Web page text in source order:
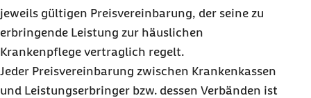
Verfügung. Die Übermittlung des Antrags an die
ARGE IK kann per Post, Fax oder E-Mail erfolgen.
Noch mehr Informationen finden Sie auf der Seite
derARGE IK.
jeweils gültigen Preisvereinbarung, der seine zu
erbringende Leistung zur häuslichen
Krankenpflege vertraglich regelt.
Jeder Preisvereinbarung zwischen Krankenkassen
und Leistungserbringer bzw. dessen Verbänden ist